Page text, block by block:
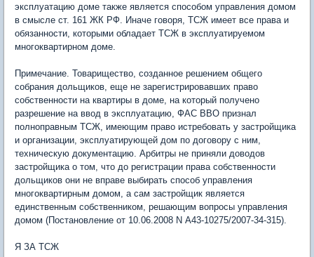
эксплуатацию доме также является способом управления домом
в смысле ст. 161 ЖК РФ. Иначе говоря, ТСЖ имеет все права и
обязанности, которыми обладает ТСЖ в эксплуатируемом
многоквартирном доме.
Примечание. Товарищество, созданное решением общего
собрания дольщиков, еще не зарегистрировавших право
собственности на квартиры в доме, на который получено
разрешение на ввод в эксплуатацию, ФАС ВВО признал
полноправным ТСЖ, имеющим право истребовать у застройщика
и организации, эксплуатирующей дом по договору с ним,
техническую документацию. Арбитры не приняли доводов
застройщика о том, что до регистрации права собственности
дольщиков они не вправе выбирать способ управления
многоквартирным домом, а сам застройщик является
единственным собственником, решающим вопросы управления
домом (Постановление от 10.06.2008 N А43-10275/2007-34-315).
Я ЗА ТСЖ